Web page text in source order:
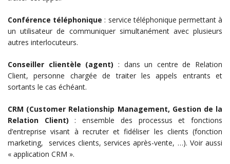
Conférence téléphonique : service téléphonique permettant à
un utilisateur de communiquer simultanément avec plusieurs
autres interlocuteurs.
Conseiller clientèle (agent) : dans un centre de Relation
Client, personne chargée de traiter les appels entrants et
sortants le cas échéant.
CRM (Customer Relationship Management, Gestion de la
Relation Client) : ensemble des processus et fonctions
d’entreprise visant à recruter et fidéliser les clients (fonction
marketing, services clients, services après-vente, …). Voir aussi
« application CRM ».